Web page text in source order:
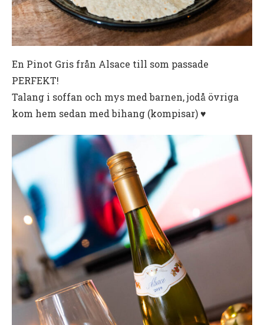
En Pinot Gris från Alsace till som passade
PERFEKT!
Talang i soffan och mys med barnen, jodå övriga
kom hem sedan med bihang (kompisar) ♥️